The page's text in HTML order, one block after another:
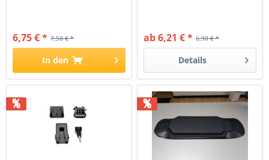
7,50 € *
6,75 € *
In den
6,90 € *
ab 6,21 € *
Details
% %